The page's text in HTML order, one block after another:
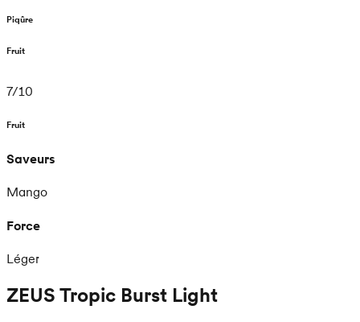
Piqûre
Fruit
7/10
Fruit
Saveurs
Mango
Force
Léger
ZEUS Tropic Burst Light